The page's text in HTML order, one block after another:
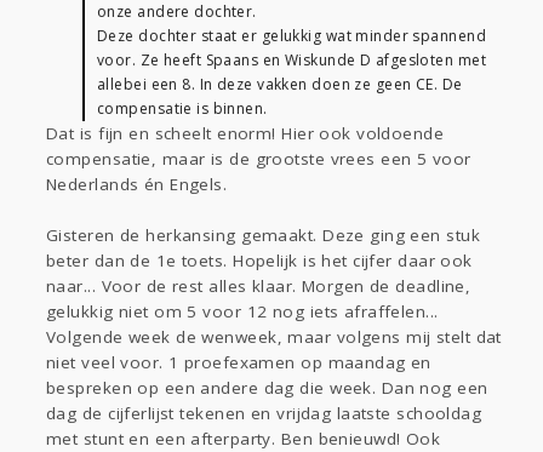
onze andere dochter.
Deze dochter staat er gelukkig wat minder spannend
voor. Ze heeft Spaans en Wiskunde D afgesloten met
allebei een 8. In deze vakken doen ze geen CE. De
compensatie is binnen.
Dat is fijn en scheelt enorm! Hier ook voldoende
compensatie, maar is de grootste vrees een 5 voor
Nederlands én Engels.
Gisteren de herkansing gemaakt. Deze ging een stuk
beter dan de 1e toets. Hopelijk is het cijfer daar ook
naar... Voor de rest alles klaar. Morgen de deadline,
gelukkig niet om 5 voor 12 nog iets afraffelen...
Volgende week de wenweek, maar volgens mij stelt dat
niet veel voor. 1 proefexamen op maandag en
bespreken op een andere dag die week. Dan nog een
dag de cijferlijst tekenen en vrijdag laatste schooldag
met stunt en een afterparty. Ben benieuwd! Ook